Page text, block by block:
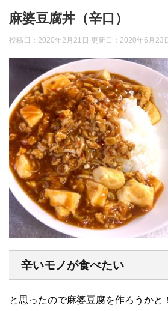
麻婆豆腐丼（辛口）
投稿日：2020年2月21日 更新日： 2020年6月23
辛いモノが食べたい
と思ったので麻婆豆腐を作ろうかと